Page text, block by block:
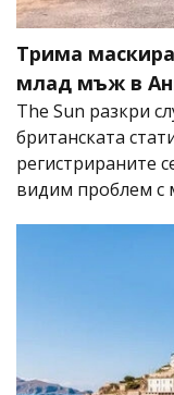
Трима
млад мъж в
The Sun разкри
британската
регистрираните
видим проблем с